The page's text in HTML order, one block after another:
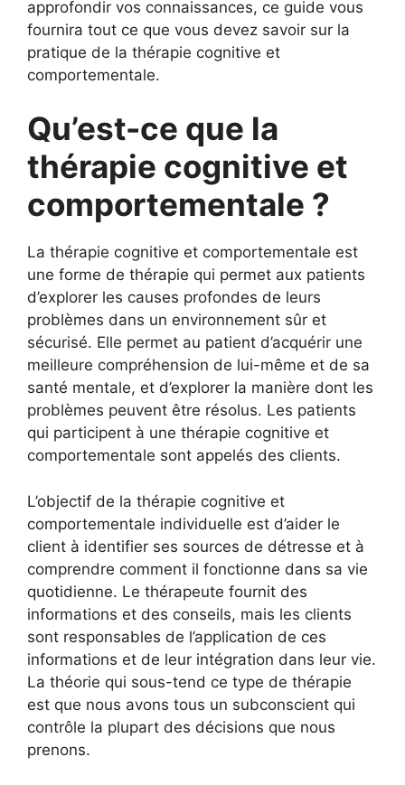
approfondir vos connaissances, ce guide vous
fournira tout ce que vous devez savoir sur la
pratique de la thérapie cognitive et
comportementale.
Qu’est-ce que la
thérapie cognitive et
comportementale ?
La thérapie cognitive et comportementale est
une forme de thérapie qui permet aux patients
d’explorer les causes profondes de leurs
problèmes dans un environnement sûr et
sécurisé. Elle permet au patient d’acquérir une
meilleure compréhension de lui-même et de sa
santé mentale, et d’explorer la manière dont les
problèmes peuvent être résolus. Les patients
qui participent à une thérapie cognitive et
comportementale sont appelés des clients.
L’objectif de la thérapie cognitive et
comportementale individuelle est d’aider le
client à identifier ses sources de détresse et à
comprendre comment il fonctionne dans sa vie
quotidienne. Le thérapeute fournit des
informations et des conseils, mais les clients
sont responsables de l’application de ces
informations et de leur intégration dans leur vie.
La théorie qui sous-tend ce type de thérapie
est que nous avons tous un subconscient qui
contrôle la plupart des décisions que nous
prenons.